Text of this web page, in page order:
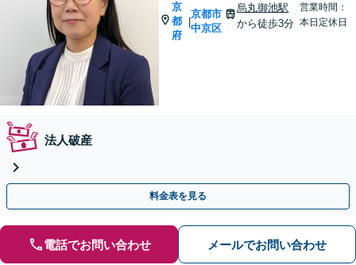
京
都
府
|
京都市
中京区
烏丸御池駅
から徒歩3分
営業時間：
本日定休日
法人破産
料金表を見る
電話でお問い合わせ メールでお問い合わせ